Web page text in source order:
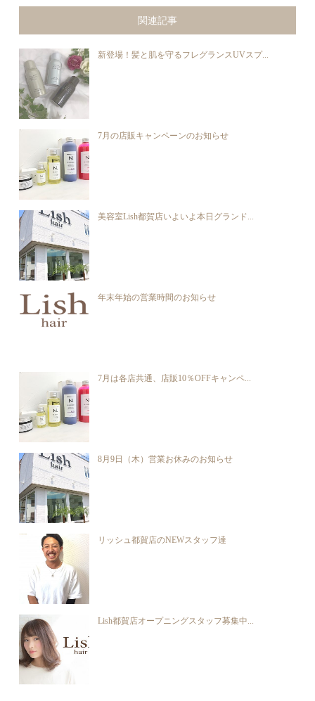
関連記事
新登場！髪と肌を守るフレグランスUVスプ...
7月の店販キャンペーンのお知らせ
美容室Lish都賀店いよいよ本日グランド...
年末年始の営業時間のお知らせ
7月は各店共通、店販10％OFFキャンペ...
8月9日（木）営業お休みのお知らせ
リッシュ都賀店のNEWスタッフ達
Lish都賀店オープニングスタッフ募集中...